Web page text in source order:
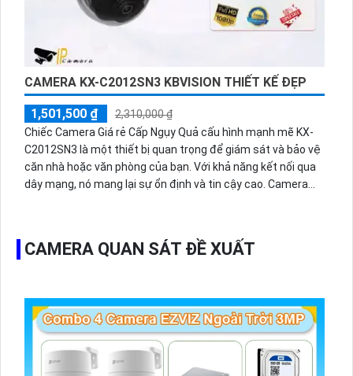
CAMERA KX-C2012SN3 KBVISION THIẾT KẾ ĐẸP
1,501,500 ₫
2,310,000 ₫
Chiếc Camera Giá rẻ Cấp Ngụy Quả cấu hình mạnh mẽ KX-
C2012SN3 là một thiết bị quan trọng để giám sát và bảo vệ
căn nhà hoặc văn phòng của bạn. Với khả năng kết nối qua
dây mạng, nó mang lại sự ổn định và tin cậy cao. Camera
trình. Với giá thành phải chăng, KX-C2012SN3 là lựa chọn
tuyệt vời cho việc tăng cường an ninh của bạn.
CAMERA QUAN SÁT ĐỀ XUẤT